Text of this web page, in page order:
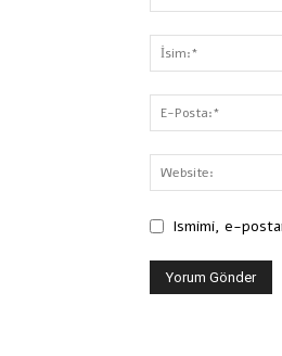
Ismimi, e-